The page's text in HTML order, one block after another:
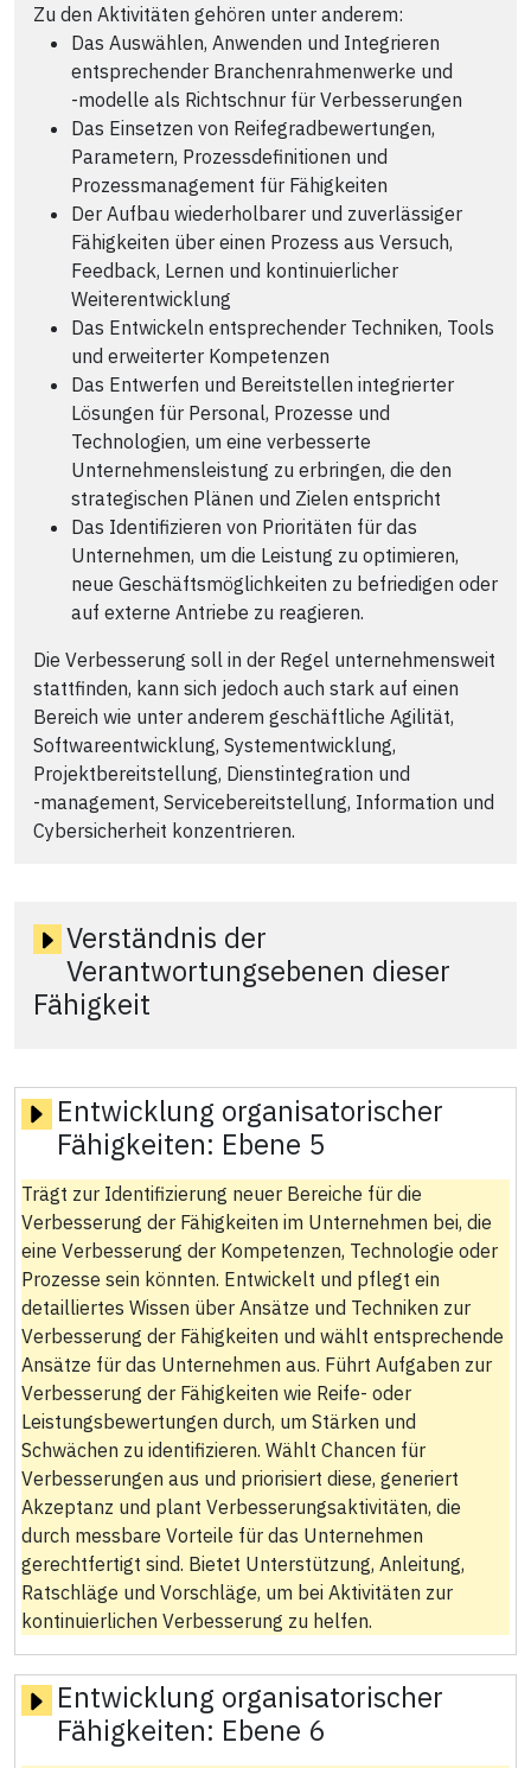
Zu den Aktivitäten gehören unter anderem:
Das Auswählen, Anwenden und Integrieren
entsprechender Branchenrahmenwerke und
‑modelle als Richtschnur für Verbesserungen
Das Einsetzen von Reifegradbewertungen,
Parametern, Prozessdefinitionen und
Prozessmanagement für Fähigkeiten
Der Aufbau wiederholbarer und zuverlässiger
Fähigkeiten über einen Prozess aus Versuch,
Feedback, Lernen und kontinuierlicher
Weiterentwicklung
Das Entwickeln entsprechender Techniken, Tools
und erweiterter Kompetenzen
Das Entwerfen und Bereitstellen integrierter
Lösungen für Personal, Prozesse und
Technologien, um eine verbesserte
Unternehmensleistung zu erbringen, die den
strategischen Plänen und Zielen entspricht
Das Identifizieren von Prioritäten für das
Unternehmen, um die Leistung zu optimieren,
neue Geschäftsmöglichkeiten zu befriedigen oder
auf externe Antriebe zu reagieren.
Die Verbesserung soll in der Regel unternehmensweit
stattfinden, kann sich jedoch auch stark auf einen
Bereich wie unter anderem geschäftliche Agilität,
Softwareentwicklung, Systementwicklung,
Projektbereitstellung, Dienstintegration und
‑management, Servicebereitstellung, Information und
Cybersicherheit konzentrieren.
Verständnis der
Verantwortungsebenen dieser
Fähigkeit
Entwicklung organisatorischer
Fähigkeiten: Ebene 5
Trägt zur Identifizierung neuer Bereiche für die
Verbesserung der Fähigkeiten im Unternehmen bei, die
eine Verbesserung der Kompetenzen, Technologie oder
Prozesse sein könnten. Entwickelt und pflegt ein
detailliertes Wissen über Ansätze und Techniken zur
Verbesserung der Fähigkeiten und wählt entsprechende
Ansätze für das Unternehmen aus. Führt Aufgaben zur
Verbesserung der Fähigkeiten wie Reife- oder
Leistungsbewertungen durch, um Stärken und
Schwächen zu identifizieren. Wählt Chancen für
Verbesserungen aus und priorisiert diese, generiert
Akzeptanz und plant Verbesserungsaktivitäten, die
durch messbare Vorteile für das Unternehmen
gerechtfertigt sind. Bietet Unterstützung, Anleitung,
Ratschläge und Vorschläge, um bei Aktivitäten zur
kontinuierlichen Verbesserung zu helfen.
Entwicklung organisatorischer
Fähigkeiten: Ebene 6